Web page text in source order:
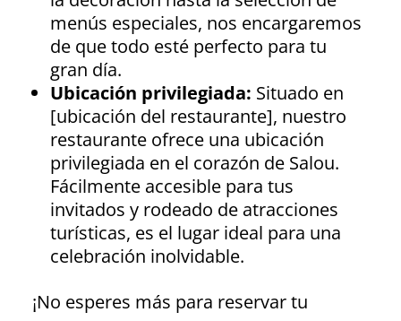
menús especiales, nos encargaremos
de que todo esté perfecto para tu
gran día.
Ubicación privilegiada: Situado en
[ubicación del restaurante], nuestro
restaurante ofrece una ubicación
privilegiada en el corazón de Salou.
Fácilmente accesible para tus
invitados y rodeado de atracciones
turísticas, es el lugar ideal para una
celebración inolvidable.
¡No esperes más para reservar tu